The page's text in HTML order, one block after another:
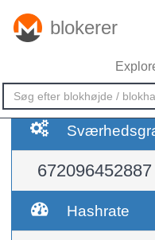
blokerer
672096452887
Hashrate